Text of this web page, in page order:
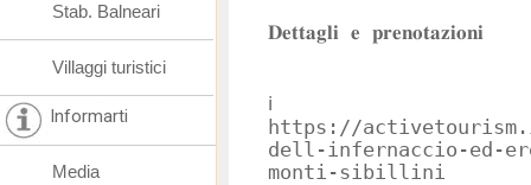
𝐃𝐞𝐭𝐭𝐚𝐠𝐥𝐢 𝐞 𝐩𝐫𝐞𝐧𝐨𝐭𝐚𝐳𝐢𝐨𝐧𝐢
ℹ️
https://
dell-infernaccio-ed-
monti-sibillini
Stab. Balneari
Villaggi turistici
Informarti
Media